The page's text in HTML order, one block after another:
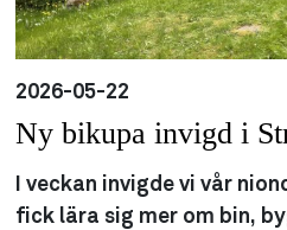
2026-05-22
Ny bikupa invigd i
I veckan invigde vi vår
fick lära sig mer om bin,